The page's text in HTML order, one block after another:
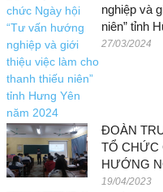
nghiệp và
niên” tỉnh
27/03/2024
ĐOÀN
TỔ CHỨC
HƯỚNG
19/04/2023